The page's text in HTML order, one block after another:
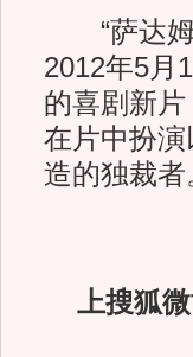
“萨达姆”
2012年5月
的喜剧新
在片中扮演
造的独裁者
上搜狐微